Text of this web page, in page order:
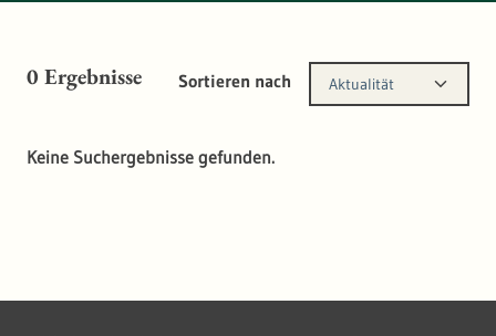
0Ergebnisse Sortieren nach Aktualität
Keine Suchergebnisse gefunden.